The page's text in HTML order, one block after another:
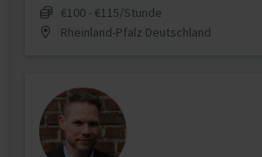
€100 - €115/Stunde
Rheinland-Pfalz Deutschland